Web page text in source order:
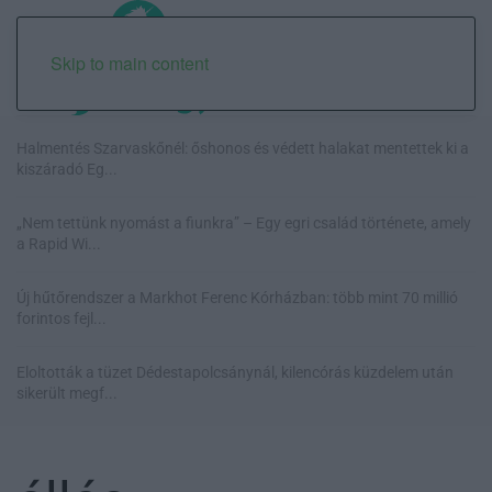
Skip to main content
Halmentés Szarvaskőnél: őshonos és védett halakat mentettek ki a
kiszáradó Eg...
„Nem tettünk nyomást a fiunkra” – Egy egri család története, amely
a Rapid Wi...
Új hűtőrendszer a Markhot Ferenc Kórházban: több mint 70 millió
forintos fejl...
Eloltották a tüzet Dédestapolcsánynál, kilencórás küzdelem után
sikerült megf...